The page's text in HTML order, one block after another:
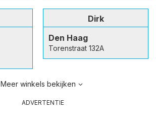
Dirk
Den Haag
Torenstraat 132A
Meer winkels bekijken
ADVERTENTIE